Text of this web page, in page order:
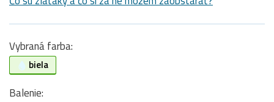
Vybraná farba:
biela
Balenie: